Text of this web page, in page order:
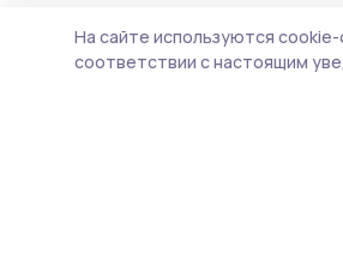
На сайте используются
соответствии с настоящим